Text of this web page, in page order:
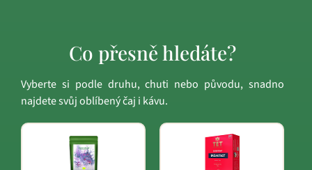
Co přesně hledáte?
Vyberte si podle druhu, chuti nebo původu, snadno
najdete svůj oblíbený čaj i kávu.